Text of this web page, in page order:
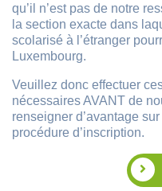
qu’il n’est pas de notre
la section exacte dans
scolarisé à l’étranger
Luxembourg.
Veuillez donc effectuer
nécessaires AVANT de
renseigner d’avantage
procédure d’inscription.